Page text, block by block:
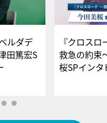
ルダデ
田篤宏S
ュー
『クロス
救急の約束
桜SPイ